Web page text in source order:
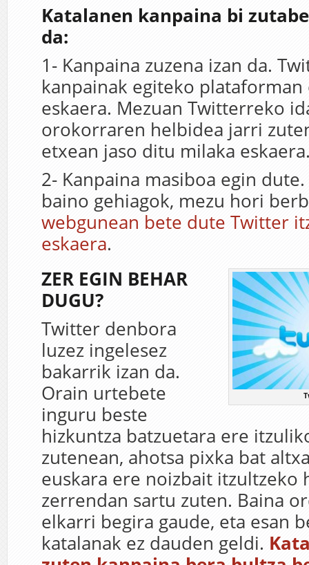
Katalanen kanpaina bi
da:
1- Kanpaina zuzena izan da.
kanpainak egiteko
eskaera. Mezuan Twitterreko
orokorraren helbidea jarri
etxean jaso ditu milaka
2- Kanpaina masiboa egin
baino gehiagok, mezu hori
webgunean bete dute Twitter
eskaera.
ZER EGIN BEHAR
DUGU?
Twitter denbora
luzez ingelesez
bakarrik izan da.
Orain urtebete
inguru beste
hizkuntza batzuetara ere
zutenean, ahotsa pixka bat
euskara ere noizbait itzultzeko
zerrendan sartu zuten. Baina
elkarri begira gaude, eta esan
katalanak ez dauden geldi.